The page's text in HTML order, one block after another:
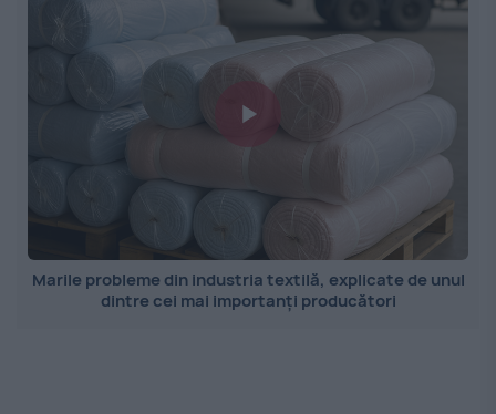
Marile probleme din industria textilă, explicate de unul
dintre cei mai importanți producători